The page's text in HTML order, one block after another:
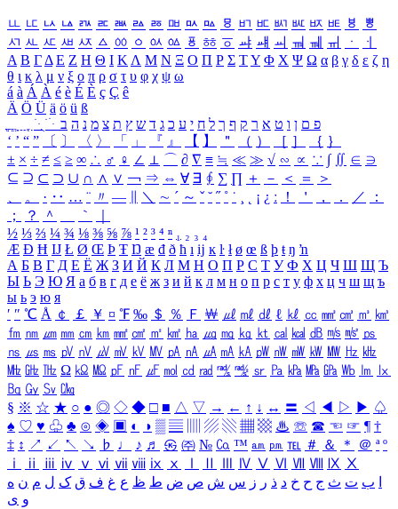
ㅥ ㅦ ㅧ ㅨ ㅩ ㅪ ㅫ ㅬ ㅭ ㅮ ㅯ ㅰ ㅱ ㅲ ㅳ ㅴ ㅵ ㅶ ㅷ ㅸ
ㅹ
ㅺ ㅻ ㅼ ㅽ ㅾ ㅿ ㆀ ㆁ ㆂ ㆃ ㆄ ㆅ ㆆ ㆇ ㆈ ㆉ ㆊ ㆋ ㆌ ㆍ
ㆎ
Α Β ΓΔ Ε Ζ Η Θ Ι ΚΛ Μ Ν Ξ Ο Π Ρ Σ ΤΥ Φ Χ Ψ Ω α β γ δ ε ζ η
θ ι κ λ μ ν ξ ο π ρ σ τ υ φ χ ψ ω
á à Á À é è É È ç Ç ê
Ä Ö Ü ä ö ü ß
ִֶֹ ֻּ ׁׂ פ ם ן ו ט א ר ק ף ך ל ח י ע כ ג ד ש ץ ת צ מ נ ה ב
‘ ’ “ ” 〔 〕 〈 〉 「 」 『 』 【 】 ＂ （ ） ［ ］ ｛ ｝
± × ÷ ≠ ≤ ≥ ∞ ∴ ♂ ♀ ∠ ⊥ ⌒ ∂ ∇ ≡ ≒ ≪ ≫ √ ∽ ∝ ∵ ∫ ∬ ∈ ∋
⊆ ⊇ ⊂ ⊃ ∪ ∩ ∧ ∨ ￢ ⇒ ⇔ ∀ ∃ ∮ ∑ ∏ ＋ － ＜ ＝
＞
、
。 · ‥ … ¨ 〃 ― ＼ ∼ ´ ～ ˇ ˘ ˝ ˚ ˙ ¸ ¡ ¿ ː ！ ＇ ， ． ／
：
；
？ ＾ ｀
½ ⅓ ⅔ ¼ ¾ ⅛ ⅜ ⅝ ⅞ ¹ ² ³ ⁴ ⁿ ₁ ₂ ₃ ₄
Æ Ð Ħ Ĳ Ł Ø Œ Þ Ŧ Ŋ æ đ ð ħ ı ĳ ĸ ŀ ł ø œ ß þ ŧ ŋ ŉ
А Б В Г Д Е Ё Ж З И Й К Л М Н О П Р С Т У Ф Х Ц Ч Ш Щ Ъ
Ы Ь Э Ю Я а б в г д е ё ж з и й к л м н о п р с т у ф х ц ч ш щ ъ
ы ь э ю я
′ ″ ℃ Å ￠ ￡ ￥ ¤ ℉ ‰ ＄ ％ Ｆ ￦ ㎕ ㎖ ㎗ ℓ ㎘ ㏄ ㎣ ㎤ ㎥ ㎦
㎙ ㎚ ㎛ ㎜ ㎝ ㎞ ㎟ ㎠ ㎡ ㎢ ㏊ ㎍ ㎎ ㎏ ㏏ ㎈ ㎉ ㏈ ㎧ ㎨ ㎰
㎱ ㎲ ㎳ ㎴ ㎵ ㎶ ㎷ ㎸ ㎹ ㎀ ㎁ ㎂ ㎃ ㎄ ㎺ ㎻ ㎽ ㎾ ㎿ ㎐ ㎑
㎒ ㎓ ㎔ Ω ㏀ ㏁ ㎊ ㎋ ㎌ ㏖ ㏅ ㎭ ㎮ ㎯ ㏛ ㎩ ㎪ ㎫ ㎬ ㏝ ㏐
㏓
㏃ ㏉ ㏜ ㏆
§ ※ ☆ ★ ○ ● ◎ ◇ ◆ □ ■ △ ▽ → ← ↑ ↓ ↔ 〓 ◁ ◀ ▷ ▶ ♤
♠ ♡ ♥ ♧ ♣ ⊙ ◈ ▣ ◐ ◑ ▒ ▤ ▨ ▧ ▦ ▩ ♨ ☏ ☎ ☜ ☞ ¶ †
‡ ↕ ↗ ↙ ↖ ↘ ♭ ♩ ♪ ♬ ㉿ ㈜ № ㏇ ™ ㏂ ㏘ ℡ ＃ ＆ ＊ ＠ ª º
ⅰ
ⅱ ⅲ ⅳ ⅴ ⅵ ⅶ ⅷ ⅸ ⅹ Ⅳ Ⅴ Ⅵ Ⅶ Ⅷ Ⅸ Ⅹ
ب ت ث ج ح خ د ذ ر ز س ش ص ض ط ظ ع غ ف ق ک ل م ن ه
و ی